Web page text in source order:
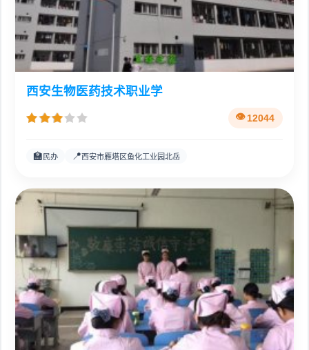
西安生物医药技术职业学
12044
🏫 民办 📍西安市雁塔区鱼化工业园北岳